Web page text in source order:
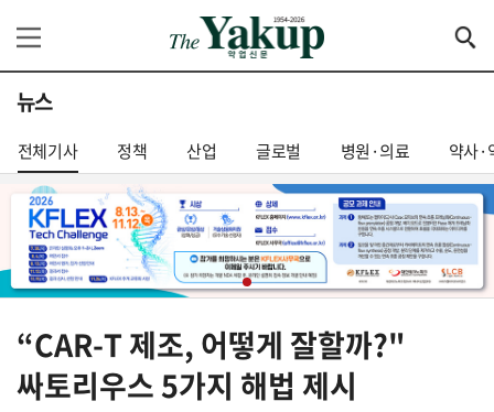
뉴스
전체기사 정책 산업 글로벌 병원·의료 약사·
“CAR-T 제조, 어떻게 잘할까?"
싸토리우스 5가지 해법 제시